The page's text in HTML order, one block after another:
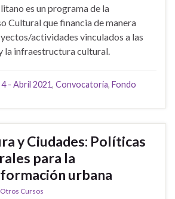
es un programa de la
Cultural que financia de manera
actividades vinculados a las
la infraestructura cultural.
- Abril 2021, Convocatoria, Fondo
y Ciudades: Políticas
para la
urbana
Otros Cursos